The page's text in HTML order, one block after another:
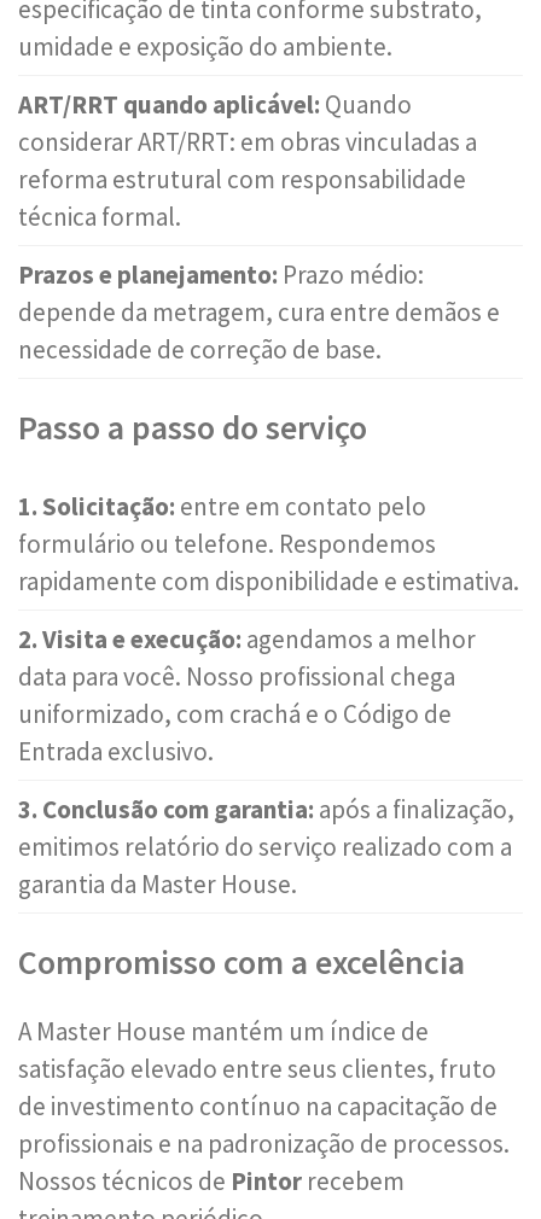
especificação de tinta conforme substrato,
umidade e exposição do ambiente.
ART/RRT quando aplicável: Quando
considerar ART/RRT: em obras vinculadas a
reforma estrutural com responsabilidade
técnica formal.
Prazos e planejamento: Prazo médio:
depende da metragem, cura entre demãos e
necessidade de correção de base.
Passo a passo do serviço
1. Solicitação: entre em contato pelo
formulário ou telefone. Respondemos
rapidamente com disponibilidade e estimativa.
2. Visita e execução: agendamos a melhor
data para você. Nosso profissional chega
uniformizado, com crachá e o Código de
Entrada exclusivo.
3. Conclusão com garantia: após a finalização,
emitimos relatório do serviço realizado com a
garantia da Master House.
Compromisso com a excelência
A Master House mantém um índice de
satisfação elevado entre seus clientes, fruto
de investimento contínuo na capacitação de
profissionais e na padronização de processos.
Nossos técnicos de Pintor recebem